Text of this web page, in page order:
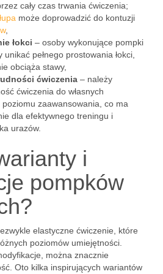
cały czas trwania ćwiczenia;
może doprowadzić do kontuzji
,
łokci – osoby wykonujące pompki
pełnego prostowania łokci,
obciąża stawy,
ćwiczenia – należy
ćwiczenia do własnych
zaawansowania, co ma
dla efektywnego treningu i
urazów.
i
pompków
elastyczne ćwiczenie, które
poziomów umiejętności.
można znacznie
Oto kilka inspirujących wariantów